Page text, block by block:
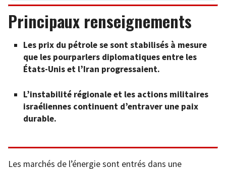
Principaux renseignements
Les prix du pétrole se sont stabilisés à mesure
que les pourparlers diplomatiques entre les
États-Unis et l’Iran progressaient.
L’instabilité régionale et les actions militaires
israéliennes continuent d’entraver une paix
durable.
Les marchés de l’énergie sont entrés dans une